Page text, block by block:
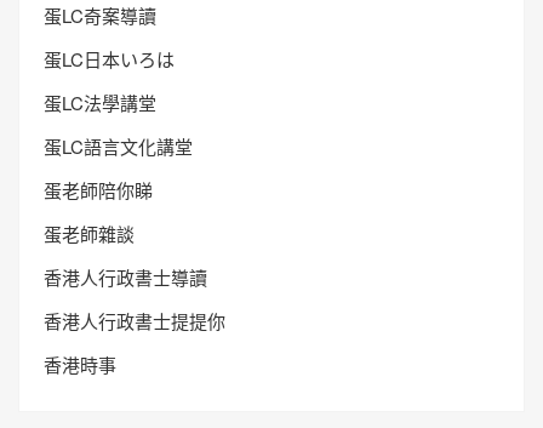
蛋LC奇案導讀
蛋LC日本いろは
蛋LC法學講堂
蛋LC語言文化講堂
蛋老師陪你睇
蛋老師雜談
香港人行政書士導讀
香港人行政書士提提你
香港時事